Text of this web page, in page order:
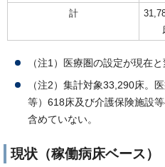
計
（注1）医療圏の設定が現在
（注2）集計対象33,290床。
等）618床及び介護保険施設
含めていない。
現状（稼働病床ベース）